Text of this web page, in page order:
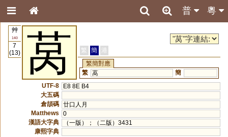
粵
普
艸
140
7
(13)
莴 繁 簡
港
繁簡對應
繁 萵
簡
UTF-8
E8 8E B4
大五碼
倉頡碼 廿口人月
Matthews
0
漢語大字典
（一版）；（二版）3431
康熙字典